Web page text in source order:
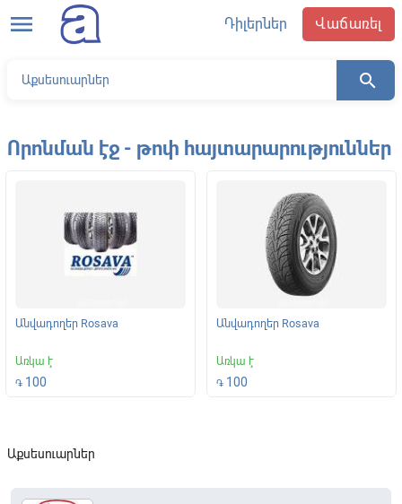
menu Դիլերներ Վաճառել
search
Որոնման էջ - թոփ հայտարարություններ
Անվադողեր Rosava
Առկա է
֏ 100
Անվադողեր Rosava
Առկա է
֏ 100
Աքսեսուարներ